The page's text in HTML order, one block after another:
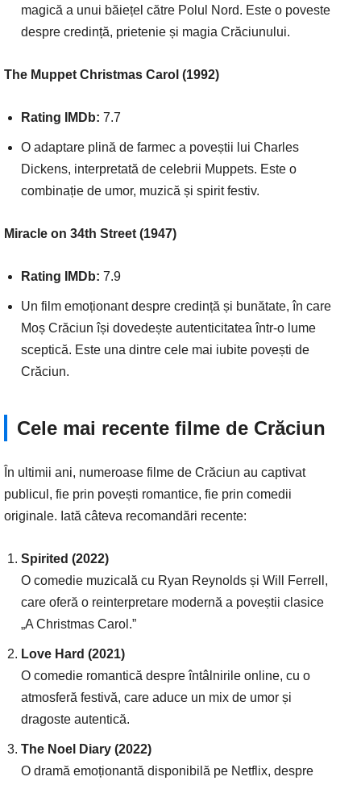
magică a unui băiețel către Polul Nord. Este o poveste
despre credință, prietenie și magia Crăciunului.
The Muppet Christmas Carol (1992)
Rating IMDb: 7.7
O adaptare plină de farmec a poveștii lui Charles
Dickens, interpretată de celebrii Muppets. Este o
combinație de umor, muzică și spirit festiv.
Miracle on 34th Street (1947)
Rating IMDb: 7.9
Un film emoționant despre credință și bunătate, în care
Moș Crăciun își dovedește autenticitatea într-o lume
sceptică. Este una dintre cele mai iubite povești de
Crăciun.
Cele mai recente filme de Crăciun
În ultimii ani, numeroase filme de Crăciun au captivat
publicul, fie prin povești romantice, fie prin comedii
originale. Iată câteva recomandări recente:
Spirited (2022)
O comedie muzicală cu Ryan Reynolds și Will Ferrell,
care oferă o reinterpretare modernă a poveștii clasice
„A Christmas Carol.”
Love Hard (2021)
O comedie romantică despre întâlnirile online, cu o
atmosferă festivă, care aduce un mix de umor și
dragoste autentică.
The Noel Diary (2022)
O dramă emoționantă disponibilă pe Netflix, despre